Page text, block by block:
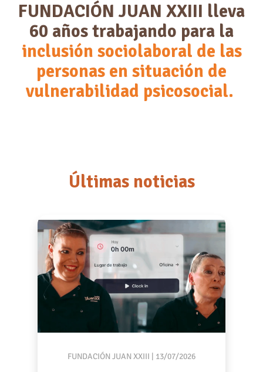
FUNDACIÓN JUAN XXIII lleva
60 años trabajando para la
inclusión sociolaboral de las
personas en situación de
vulnerabilidad psicosocial.
Últimas noticias
FUNDACIÓN JUAN XXIII | 13/07/2026